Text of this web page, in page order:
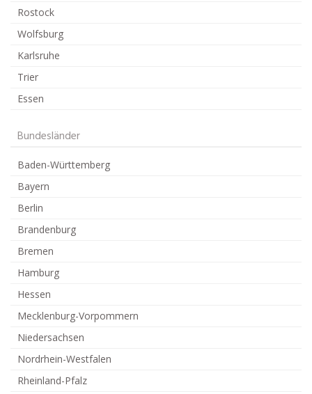
Rostock
Wolfsburg
Karlsruhe
Trier
Essen
Bundesländer
Baden-Württemberg
Bayern
Berlin
Brandenburg
Bremen
Hamburg
Hessen
Mecklenburg-Vorpommern
Niedersachsen
Nordrhein-Westfalen
Rheinland-Pfalz